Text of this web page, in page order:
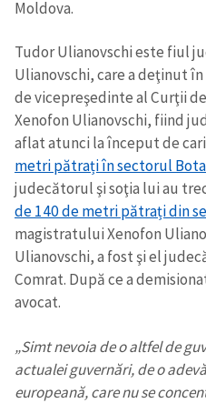
Moldova.
Tudor Ulianovschi este fiul
Ulianovschi, care a deţinut
de vicepreşedinte al Curţii
Xenofon Ulianovschi, fiind
aflat atunci la început de
metri pătrați în sectorul
judecătorul şi soţia lui au
de 140 de metri pătrați din
magistratului Xenofon
Ulianovschi, a fost şi el
Comrat. După ce a
avocat.
„Simt nevoia de o altfel de
actualei guvernări, de o
europeană, care nu se